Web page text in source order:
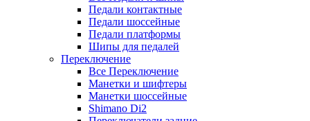
Педали контактные
Педали шоссейные
Педали платформы
Шипы для педалей
Переключение
Все Переключение
Манетки и шифтеры
Манетки шоссейные
Shimano Di2